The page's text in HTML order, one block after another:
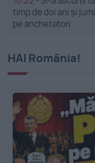
timp de doi ani și
pe anchetatori
HAI România!